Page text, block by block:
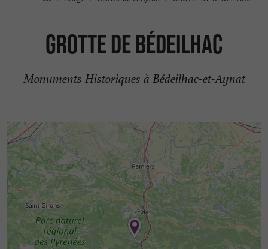
GROTTE DE BÉDEILHAC
Monuments Historiques à Bédeilhac-et-Aynat